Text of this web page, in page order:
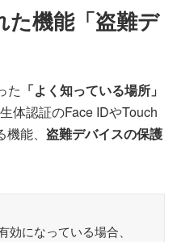
た機能「盗難デ
た 「よく知っている場所」
体認証のFace IDやTouch
能、 盗難デバイスの保護
効になっている場合、